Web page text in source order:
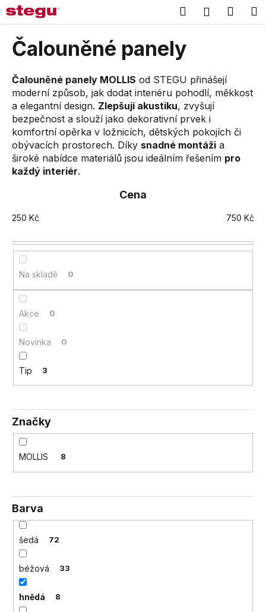
Přejít
na
obsah
HledatPřihlášení
Čalouněné panely
Čalouněné panely MOLLIS od STEGU přinášejí
moderní způsob, jak dodat interiéru pohodlí, měkkost
a elegantní design. Zlepšují akustiku, zvyšují
bezpečnost a slouží jako dekorativní prvek i
komfortní opěrka v ložnicích, dětských pokojích či
obývacích prostorech. Díky snadné montáži a
široké nabídce materiálů jsou ideálním řešením pro
každý interiér.
Cena
250 Kč 750 Kč
Na skladě 0
Akce 0
Novinka 0
Tip 3
Značky
MOLLIS 8
Barva
šedá 72
béžová 33
hnědá 8
K
o
o
p
o
t
ř
e
b
e
e
n
a
?
D
o
o
r
u
m